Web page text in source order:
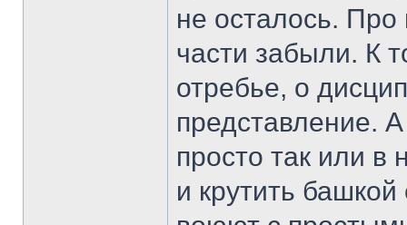
не осталось. Про
части забыли. К
отребье, о
представление.
просто так или в
и крутить